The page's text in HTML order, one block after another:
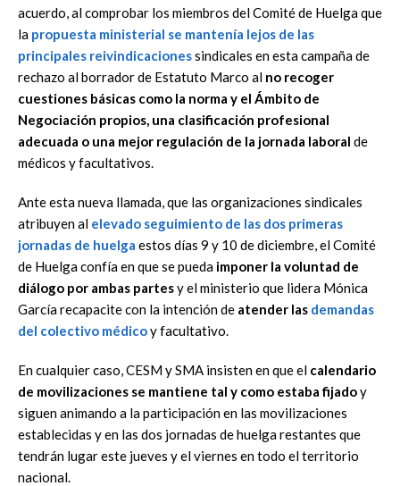
acuerdo, al comprobar los miembros del Comité de Huelga que
la propuesta ministerial se mantenía lejos de las
principales reivindicacionessindicales en esta campaña de
rechazo al borrador de Estatuto Marco al no recoger
cuestiones básicas como la norma y el Ámbito de
Negociación propios, una clasificación profesional
adecuada o una mejor regulación de la jornada laboral de
médicos y facultativos.
Ante esta nueva llamada, que las organizaciones sindicales
atribuyen al elevado seguimiento de las dos primeras
jornadas de huelga estos días 9 y 10 de diciembre, el Comité
de Huelga confía en que se pueda imponer la voluntad de
diálogo por ambas partesy el ministerio que lidera Mónica
García recapacite con la intención de atender las demandas
del colectivo médicoy facultativo.
En cualquier caso, CESM y SMA insisten en que el calendario
de movilizaciones se mantiene tal y como estaba fijadoy
siguen animando a la participación en las movilizaciones
establecidas y en las dos jornadas de huelga restantes que
tendrán lugar este jueves y el viernes en todo el territorio
nacional.